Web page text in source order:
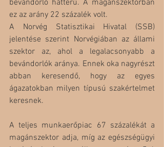
bevándorló hátterű. A magánszektorban
ez az arány 22 százalék volt.
A Norvég Statisztikai Hivatal (SSB)
jelentése szerint Norvégiában az állami
szektor az, ahol a legalacsonyabb a
bevándorlók aránya. Ennek oka nagyrészt
abban keresendő, hogy az egyes
ágazatokban milyen típusú szakértelmet
keresnek.
A teljes munkaerőpiac 67 százalékát a
magánszektor adja, míg az egészségügyi